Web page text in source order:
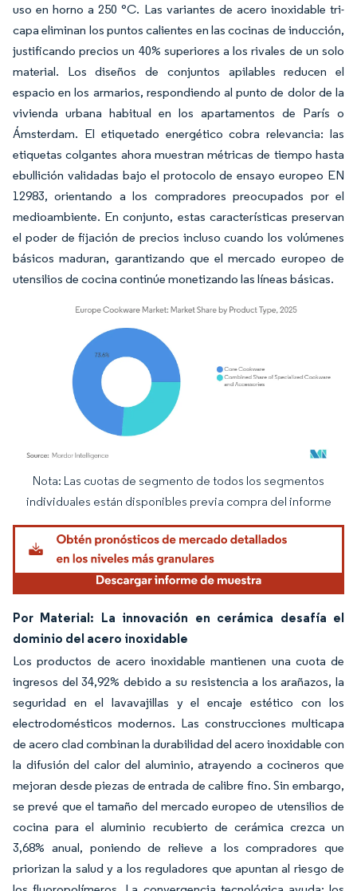
uso en horno a 250 °C. Las variantes de acero inoxidable tri-
capa eliminan los puntos calientes en las cocinas de inducción,
justificando precios un 40% superiores a los rivales de un solo
material. Los diseños de conjuntos apilables reducen el
espacio en los armarios, respondiendo al punto de dolor de la
vivienda urbana habitual en los apartamentos de París o
Ámsterdam. El etiquetado energético cobra relevancia: las
etiquetas colgantes ahora muestran métricas de tiempo hasta
ebullición validadas bajo el protocolo de ensayo europeo EN
12983, orientando a los compradores preocupados por el
medioambiente. En conjunto, estas características preservan
el poder de fijación de precios incluso cuando los volúmenes
básicos maduran, garantizando que el mercado europeo de
utensilios de cocina continúe monetizando las líneas básicas.
Imagen © Mordor Intelligence. El uso requiere atribución según CC BY 4.0.
Nota: Las cuotas de segmento de todos los segmentos
individuales están disponibles previa compra del informe
Por Material: La innovación en cerámica desafía el
dominio del acero inoxidable
Los productos de acero inoxidable mantienen una cuota de
ingresos del 34,92% debido a su resistencia a los arañazos, la
seguridad en el lavavajillas y el encaje estético con los
electrodomésticos modernos. Las construcciones multicapa
de acero clad combinan la durabilidad del acero inoxidable con
la difusión del calor del aluminio, atrayendo a cocineros que
mejoran desde piezas de entrada de calibre fino. Sin embargo,
se prevé que el tamaño del mercado europeo de utensilios de
cocina para el aluminio recubierto de cerámica crezca un
3,68% anual, poniendo de relieve a los compradores que
priorizan la salud y a los reguladores que apuntan al riesgo de